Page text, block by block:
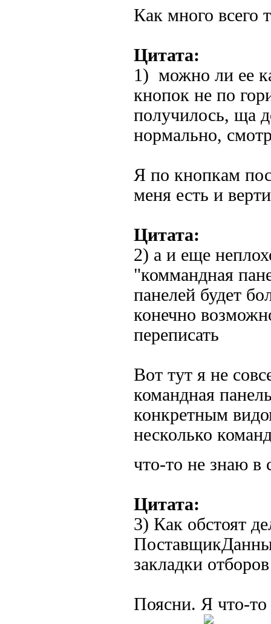
Как много всего
Цитата:
1) можно ли ее
кнопок не по
получилось, ща
нормально,
Я по кнопкам
меня есть и
Цитата:
2) а и еще
"коммандная
панелей будет
конечно
переписать
Вот тут я не
командная
конкретным
несколько
что-то не знаю
Цитата:
3) Как обстоят
закладки отборов
Поясни. Я что-то